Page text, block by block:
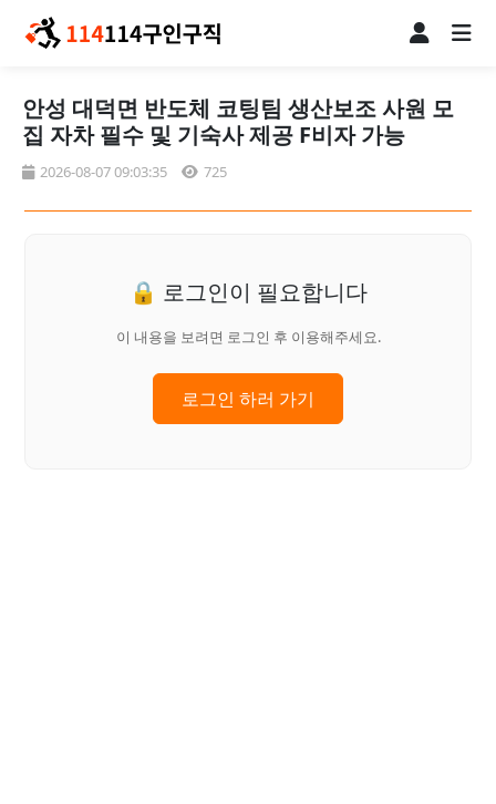
안성 대덕면 반도체 코팅팀 생산보조 사원 모
집 자차 필수 및 기숙사 제공 F비자 가능
2026-08-07 09:03:35 725
🔒 로그인이 필요합니다
이 내용을 보려면 로그인 후 이용해주세요.
로그인 하러 가기